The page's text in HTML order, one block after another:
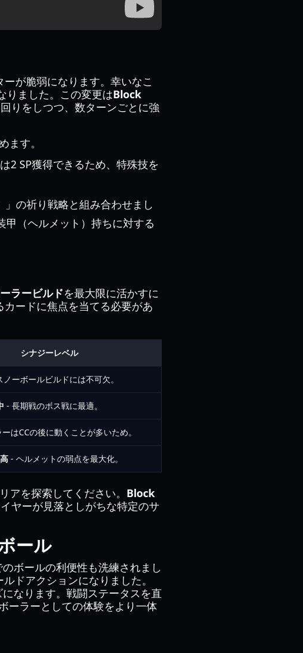
が脆弱になります。幸いなこ
りました。この変更はBlock
りをしつつ、数ターンごとに強
ます。
2 SP獲得できるため、特殊技を
の祈り戦略と組み合わせまし
甲（ヘルメット）持ちに対する
ラービルドを最大限に活かすに
ードに焦点を当てる必要があ
シナジーレベル
ノーボールビルドには不可欠。
- 長期戦のボス戦に最適。
はCCの後に動くことが多いため。
- ヘルメットの弱点を最大化。
を探索してください。 Block
ヤーが見落としがちな特定のサ
ール
ボールの利便性も洗練されまし
ドアクションになりました。
なります。戦闘ステータスを直
ーラーとしての体験をより一体